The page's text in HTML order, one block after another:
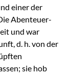
einer der
Abenteuer-
und war
d. h. von der
sie hob